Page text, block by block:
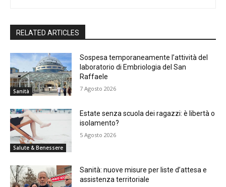
RELATED ARTICLES
Sanità
Sospesa temporaneamente l’attività del
laboratorio di Embriologia del San
Raffaele
7 Agosto 2026
Salute & Benessere
Estate senza scuola dei ragazzi: è libertà o
isolamento?
5 Agosto 2026
Sanità: nuove misure per liste d’attesa e
assistenza territoriale